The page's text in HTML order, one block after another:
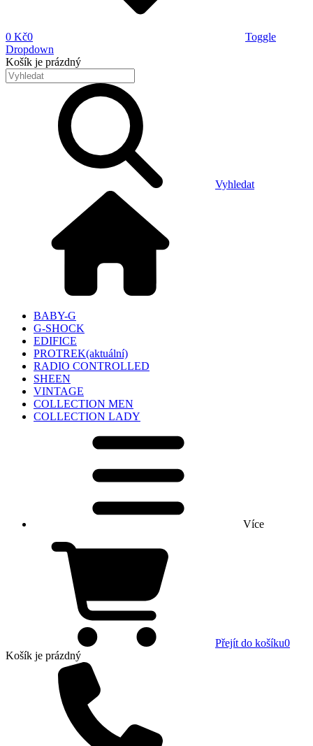
0 Kč0
Toggle
Dropdown
Košík je prázdný
Vyhledat
BABY-G
G-SHOCK
EDIFICE
PROTREK(aktuální)
RADIO CONTROLLED
SHEEN
VINTAGE
COLLECTION MEN
COLLECTION LADY
Více
Přejít do košíku0
Košík je prázdný